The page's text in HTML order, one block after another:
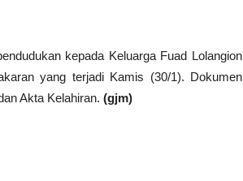
kepada Keluarga Fuad Lolangion
yang terjadi Kamis (30/1). Dokumen
Akta Kelahiran. (gjm)